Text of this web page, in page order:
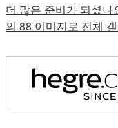
더 많은 준비가 되셨
의 88 이미지로 전체